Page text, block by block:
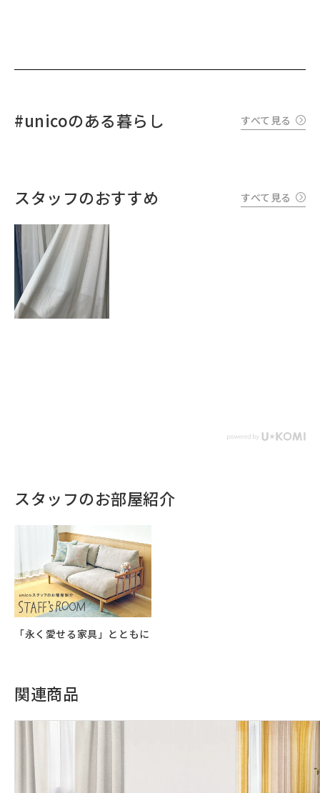
#unicoのある暮らし すべて見る
スタッフのおすすめ すべて見る
スタッフのお部屋紹介
「永く愛せる家具」とともに
関連商品